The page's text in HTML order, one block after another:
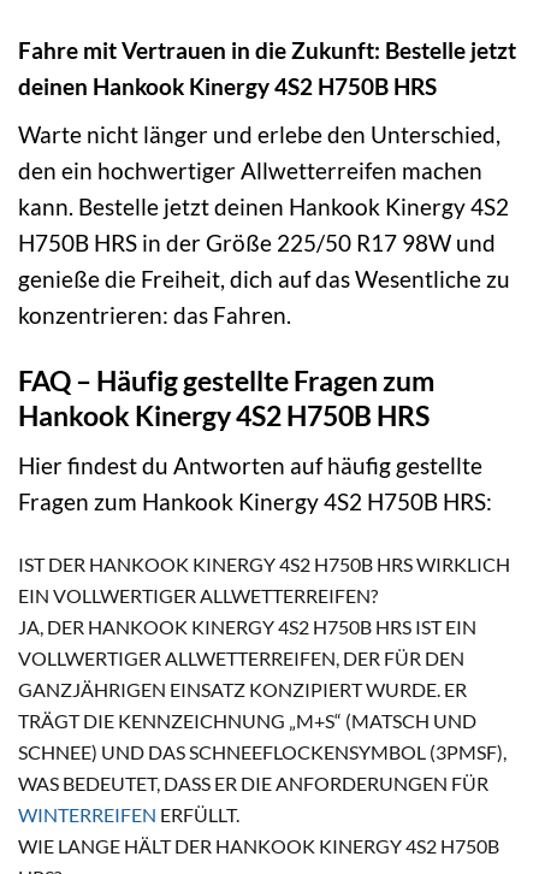
Fahre mit Vertrauen in die Zukunft: Bestelle jetzt
deinen Hankook Kinergy 4S2 H750B HRS
Warte nicht länger und erlebe den Unterschied,
den ein hochwertiger Allwetterreifen machen
kann. Bestelle jetzt deinen Hankook Kinergy 4S2
H750B HRS in der Größe 225/50 R17 98W und
genieße die Freiheit, dich auf das Wesentliche zu
konzentrieren: das Fahren.
FAQ – Häufig gestellte Fragen zum
Hankook Kinergy 4S2 H750B HRS
Hier findest du Antworten auf häufig gestellte
Fragen zum Hankook Kinergy 4S2 H750B HRS:
IST DER HANKOOK KINERGY 4S2 H750B HRS WIRKLICH
EIN VOLLWERTIGER ALLWETTERREIFEN?
JA, DER HANKOOK KINERGY 4S2 H750B HRS IST EIN
VOLLWERTIGER ALLWETTERREIFEN, DER FÜR DEN
GANZJÄHRIGEN EINSATZ KONZIPIERT WURDE. ER
TRÄGT DIE KENNZEICHNUNG „M+S“ (MATSCH UND
SCHNEE) UND DAS SCHNEEFLOCKENSYMBOL (3PMSF),
WAS BEDEUTET, DASS ER DIE ANFORDERUNGEN FÜR
WINTERREIFEN ERFÜLLT.
WIE LANGE HÄLT DER HANKOOK KINERGY 4S2 H750B